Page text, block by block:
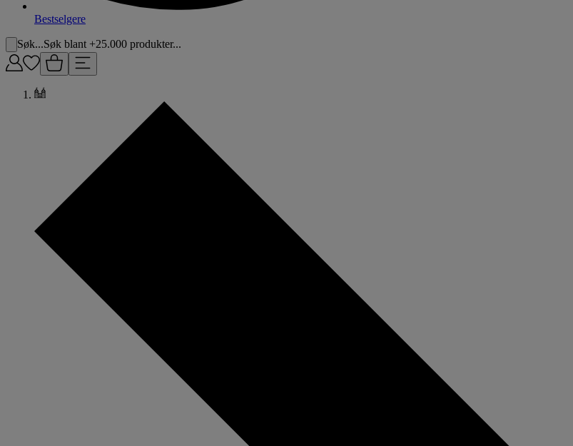
Bestselgere
Søk...Søk blant +25.000 produkter...